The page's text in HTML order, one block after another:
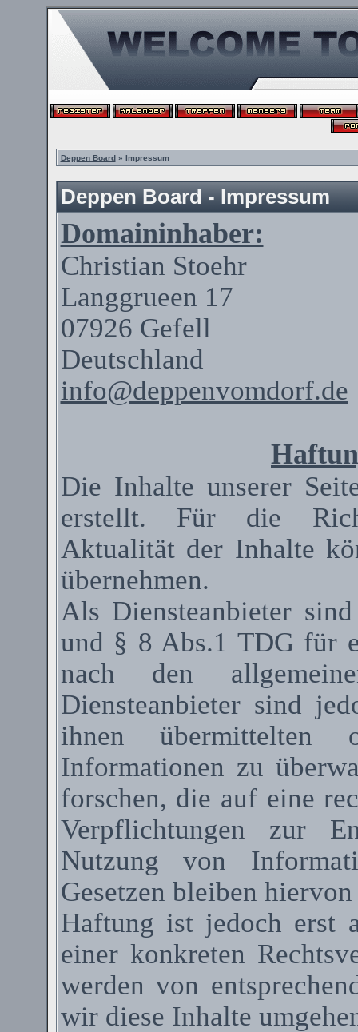
Deppen Board» Impressum
Deppen Board - Impressum
Domaininhaber:
Christian Stoehr
Langgrueen 17
07926 Gefell
Deutschland
info@deppenvomdorf.de
Die Inhalte unserer
erstellt. Für die
Aktualität der Inhalte
übernehmen.
Als Diensteanbieter
und § 8 Abs.1 TDG für
nach den
Diensteanbietersind
ihnen übermittelten
Informationen zu
forschen, die auf eine
Verpflichtungen zur
Nutzung von
Gesetzen bleiben
Haftung ist jedoch erst
einer konkreten
werden von
wir diese Inhalte